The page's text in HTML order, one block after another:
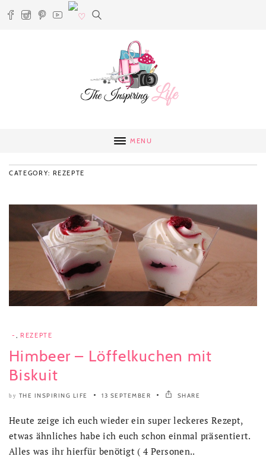
MENU
CATEGORY: REZEPTE
- REZEPTE
Himbeer – Löffelkuchen mit
Biskuit
by THE INSPIRING LIFE 13 SEPTEMBER SHARE
Heute zeige ich euch wieder ein super leckeres Rezept,
etwas ähnliches habe ich euch schon einmal präsentiert.
Alles was ihr hierfür benötigt ( 4 Personen..